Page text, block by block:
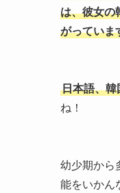
は、彼女の
がっていま
日本語、韓
ね！
幼少期から
能をいかん